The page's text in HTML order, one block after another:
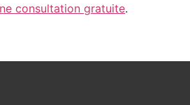
consultation gratuite.